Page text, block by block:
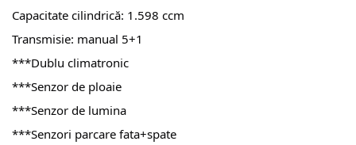
Capacitate cilindrică: 1.598 ccm
Transmisie: manual 5+1
***Dublu climatronic
***Senzor de ploaie
***Senzor de lumina
***Senzori parcare fata+spate